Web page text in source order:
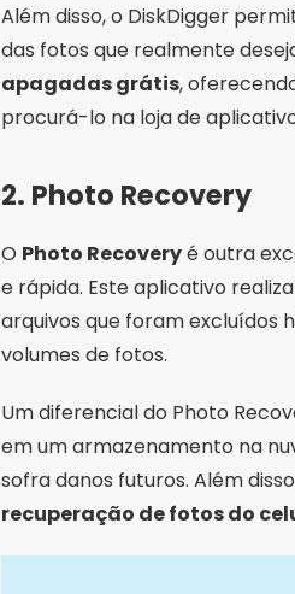
Além disso, o DiskDigger
das fotos que realmente
apagadas grátis,
procurá-lo na loja de
2. Photo Recovery
O Photo Recoveryé outra
e rápida. Este aplicativo
arquivos que foram excluídos
volumes de fotos.
Um diferencial do Photo
em um armazenamento na
sofra danos futuros. Além
recuperação de fotos do